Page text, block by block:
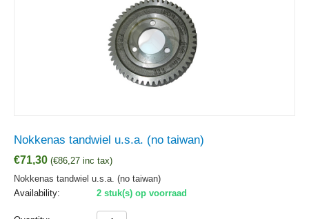
Nokkenas tandwiel u.s.a. (no taiwan)
€71,30 (€86,27 inc tax)
Nokkenas tandwiel u.s.a. (no taiwan)
Availability:
2 stuk(s) op voorraad